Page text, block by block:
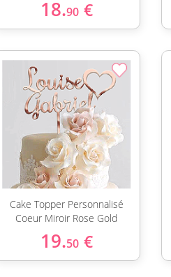
18.90 €
Cake Topper Personnalisé
Coeur Miroir Rose Gold
19.50 €